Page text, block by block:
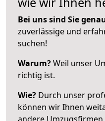
Bei uns sind Sie
zuverlässige und
suchen!
Warum?Weil unser
richtig ist.
Wie? Durch unser
können wir Ihnen